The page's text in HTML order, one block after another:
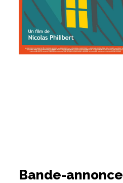
Bande-annonce